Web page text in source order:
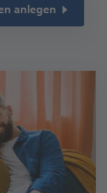
anlegen